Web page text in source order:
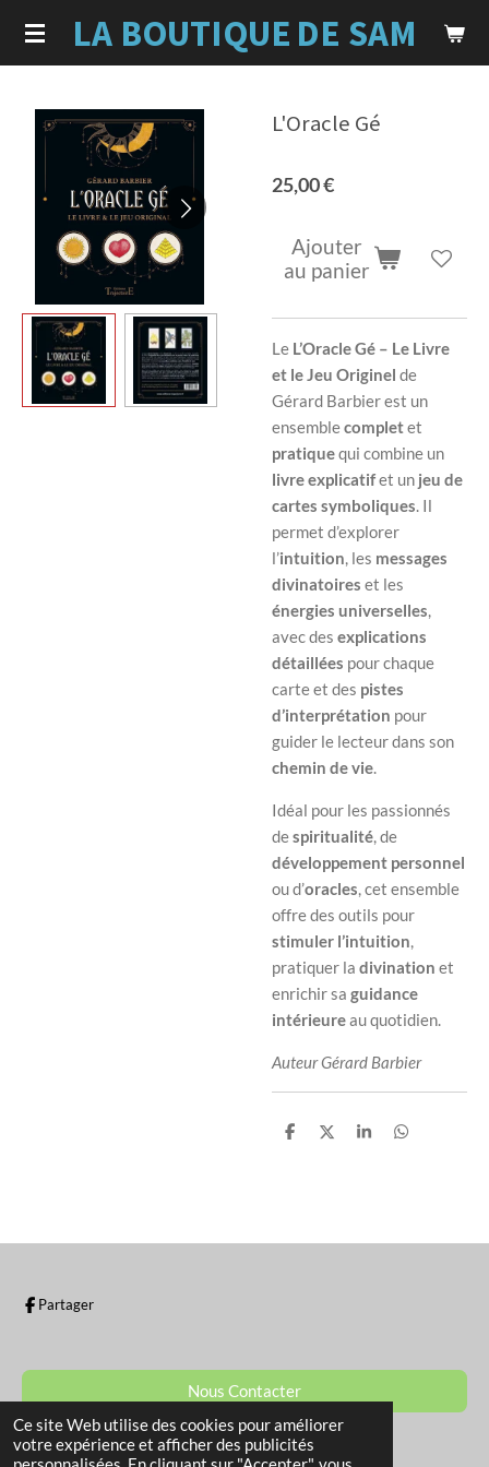
Ce site Web utilise des cookies pour améliorer
votre expérience et afficher des publicités
Passer
au
LA BOUTIQUE DE SAM
L'Oracle Gé
25,00 €
Ajouter
au panier
Le L’Oracle Gé – Le Livre
et le Jeu Originel de
Gérard Barbier est un
ensemblecompletet
pratiquequi combine un
livre explicatifet un jeu de
cartes symboliques. Il
permet d’explorer
l’intuition, les messages
divinatoires et les
énergies universelles,
avec des explications
détaillées pour chaque
carte et des pistes
d’interprétation pour
guider le lecteur dans son
chemin de vie.
Idéal pour les passionnés
despiritualité, de
développement personnel
ou d’oracles, cet ensemble
offre des outils pour
stimuler l’intuition,
pratiquer la divination et
enrichir sa guidance
intérieureau quotidien.
Auteur Gérard Barbier
P
P
P
P
Partager
Nous Contacter
© 2022 - 2026 La Boutique de Sam